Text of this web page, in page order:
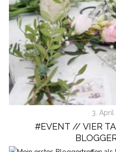
3. April
#EVENT // VIER